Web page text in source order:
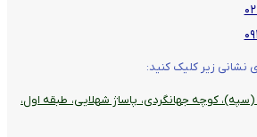
زیر کلیک کنید:
(سپه)، کوچه جهانگردی،‌ پاساژ شهلایی، طبقه اول،